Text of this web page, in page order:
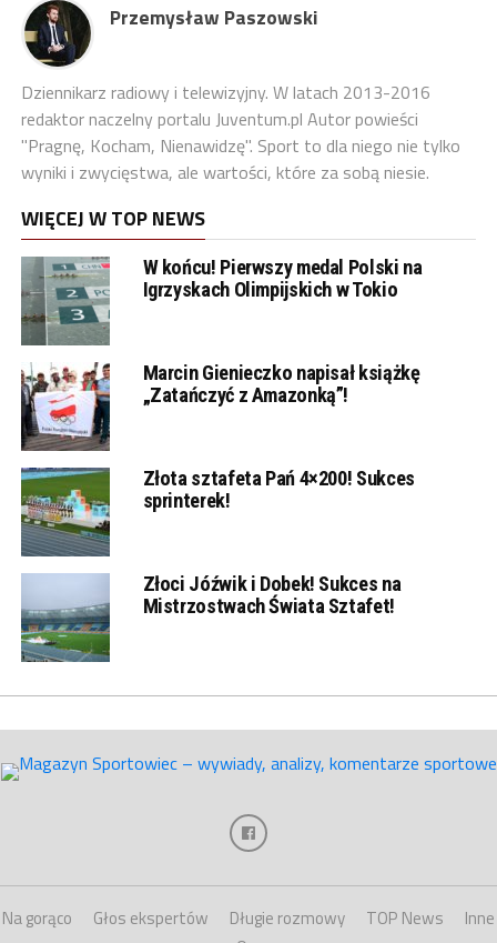
Przemysław Paszowski
Dziennikarz radiowy i telewizyjny. W latach 2013-2016
redaktor naczelny portalu Juventum.pl Autor powieści
"Pragnę, Kocham, Nienawidzę". Sport to dla niego nie tylko
wyniki i zwycięstwa, ale wartości, które za sobą niesie.
WIĘCEJ W TOP NEWS
W końcu! Pierwszy medal Polski na
Igrzyskach Olimpijskich w Tokio
Marcin Gienieczko napisał książkę
„Zatańczyć z Amazonką”!
Złota sztafeta Pań 4×200! Sukces
sprinterek!
Złoci Jóźwik i Dobek! Sukces na
Mistrzostwach Świata Sztafet!
Na gorąco Głos ekspertów Długie rozmowy TOP News
Inne